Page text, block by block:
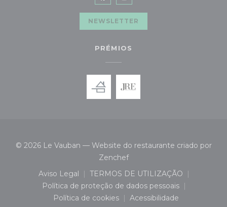
NEWSLETTER
PRÉMIOS
© 2026 Le Vauban — Website do restaurante criado por
Zenchef((abre numa nova janela))
Aviso Legal
((abre numa nova janela))
TERMOS DE UTILIZAÇÃO
((abre numa nova
Política de proteção de dados pessoais
((abre numa nova janela))
Política de cookies
((abre numa nova janela))
Acessibilidade
((abre numa nova